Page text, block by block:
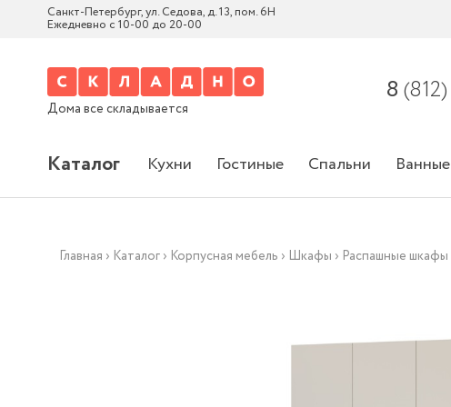
Санкт-Петербург, ул. Седова, д. 13, пом. 6Н
Ежедневно с 10-00 до 20-00
Дома все складывается
8 (812)
Каталог Кухни Гостиные Спальни Ванные
Главная › Каталог › Корпусная мебель › Шкафы › Распашные шкафы